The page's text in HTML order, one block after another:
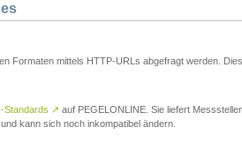
Formaten mittels HTTP-URLs abgefragt werden.
Standards ↗ auf PEGELONLINE. Sie liefert
kann sich noch inkompatibel ändern.